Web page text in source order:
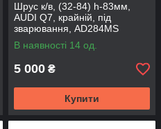
Шрус к/в, (32-84) h-83мм,
AUDI Q7, крайній, під
зварювання, AD284MS
(DRIVESHAFT PARTS)
В наявності 14 од.
5 000 ₴
Купити